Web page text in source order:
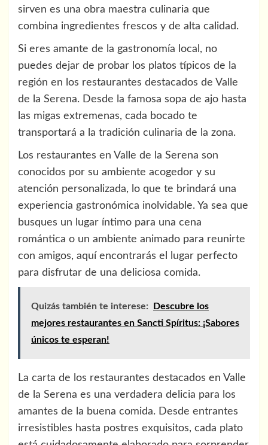
sirven es una obra maestra culinaria que
combina ingredientes frescos y de alta calidad.
Si eres amante de la gastronomía local, no
puedes dejar de probar los platos típicos de la
región en los restaurantes destacados de Valle
de la Serena. Desde la famosa sopa de ajo hasta
las migas extremenas, cada bocado te
transportará a la tradición culinaria de la zona.
Los restaurantes en Valle de la Serena son
conocidos por su ambiente acogedor y su
atención personalizada, lo que te brindará una
experiencia gastronómica inolvidable. Ya sea que
busques un lugar íntimo para una cena
romántica o un ambiente animado para reunirte
con amigos, aquí encontrarás el lugar perfecto
para disfrutar de una deliciosa comida.
Quizás también te interese:
Descubre los
mejores restaurantes en Sancti Spíritus: ¡Sabores
únicos te esperan!
La carta de los restaurantes destacados en Valle
de la Serena es una verdadera delicia para los
amantes de la buena comida. Desde entrantes
irresistibles hasta postres exquisitos, cada plato